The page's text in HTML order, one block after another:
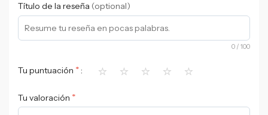
Título de la reseña (optional)
0 / 100
Tu puntuación * ⭐ ⭐ ⭐ ⭐ ⭐
Tu valoración *